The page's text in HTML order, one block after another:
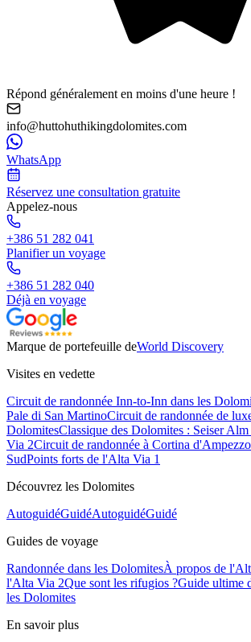
Répond généralement en moins d'une heure !
info@huttohuthikingdolomites.com
WhatsApp
Réservez une consultation gratuite
Appelez-nous
+386 51 282 041
Planifier un voyage
+386 51 282 040
Déjà en voyage
Marque de portefeuille deWorld Discovery
Visites en vedette
Circuit de randonnée Inn-to-Inn dans les
Pale di San MartinoCircuit de randonnée de
DolomitesClassique des Dolomites : Seiser Alm
Via 2Circuit de randonnée à Cortina d'Ampezzo
SudPoints forts de l'Alta Via 1
Découvrez les Dolomites
AutoguidéGuidéAutoguidéGuidé
Guides de voyage
Randonnée dans les DolomitesÀ propos de
l'Alta Via 2Que sont les rifugios ?Guide ultime
les Dolomites
En savoir plus